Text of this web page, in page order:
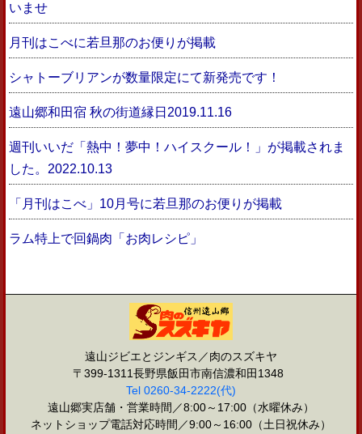
いませ
月刊はこべに若旦那のお便りが掲載
シャトーブリアンが数量限定にて新発売です！
遠山郷和田宿 秋の街道縁日2019.11.16
週刊いいだ「熱中！夢中！ハイスクール！」が掲載されま
した。2022.10.13
「月刊はこべ」10月号に若旦那のお便りが掲載
ラム特上で回鍋肉「お肉レシピ」
遠山ジビエとジンギス／肉のスズキヤ
〒399-1311長野県飯田市南信濃和田1348
Tel 0260-34-2222(代)
遠山郷実店舗・営業時間／8:00～17:00（水曜休み）
ネットショップ電話対応時間／9:00～16:00（土日祝休み）